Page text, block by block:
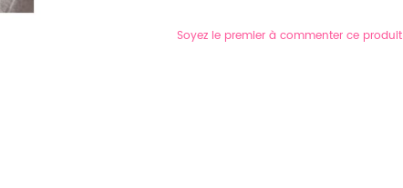
Soyez le premier à commenter ce produit